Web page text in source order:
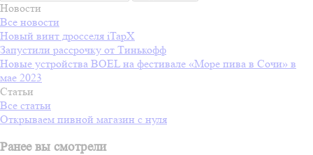
Новости
Все новости
Новый винт дросселя iTapX
Запустили рассрочку от Тинькофф
Новые устройства BOEL на фестивале «Море пива в Сочи» в
мае 2023
Статьи
Все статьи
Открываем пивной магазин с нуля
Ранее вы смотрели